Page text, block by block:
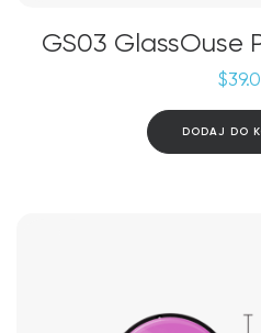
GS03 GlassOuse
$
DODAJ DO